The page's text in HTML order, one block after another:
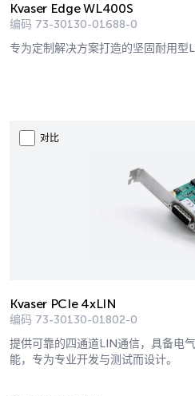
Kvaser Edge WL400S
编码 73-30130-01688-0
专为定制解决方案打造的坚固耐用型
对比
Kvaser PCIe 4xLIN
编码 73-30130-01802-0
提供可靠的四通道LIN通信，具备电
能，专为专业开发与测试而设计。